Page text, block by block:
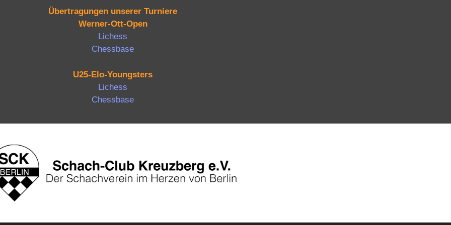
Übertragungen unserer Turniere
Werner-Ott-Open
Lichess
Chessbase
U25-Elo-Youngsters
Lichess
Chessbase